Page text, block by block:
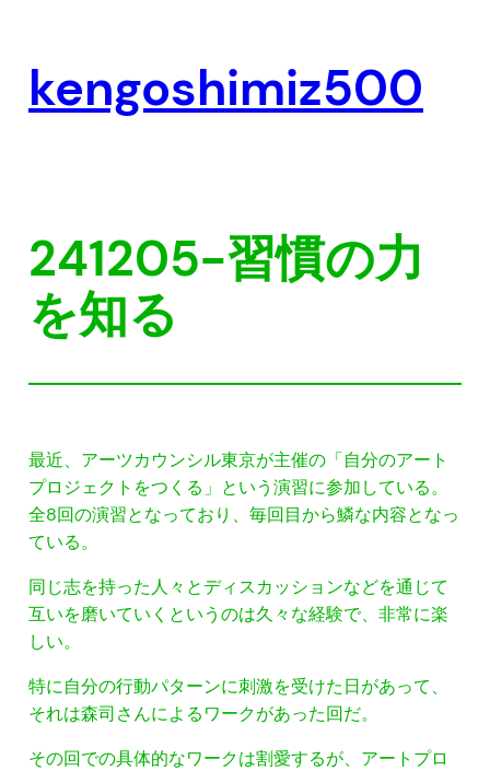
kengoshimiz500
241205-習慣の力
を知る
最近、アーツカウンシル東京が主催の「自分のアート
プロジェクトをつくる」という演習に参加している。
全8回の演習となっており、毎回目から鱗な内容となっ
ている。
同じ志を持った人々とディスカッションなどを通じて
互いを磨いていくというのは久々な経験で、非常に楽
しい。
特に自分の行動パターンに刺激を受けた日があって、
それは森司さんによるワークがあった回だ。
その回での具体的なワークは割愛するが、アートプロ